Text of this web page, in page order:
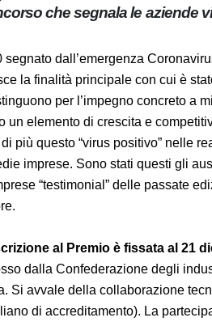
che segnala le
segnato dall’emergenza
la finalità principale con cui è
per l’impegno
un elemento di crescita e
ancora di più questo “virus
delle piccole e medie
da Confindustria e Inail
al Premio è fissata al
dalla Confederazione degli